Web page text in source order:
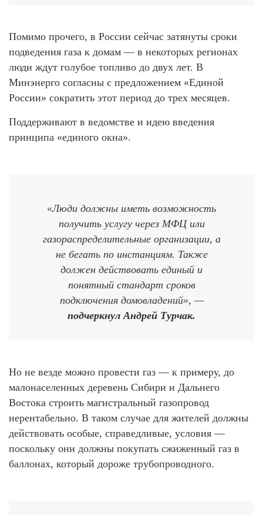
Помимо прочего, в России сейчас затянуты сроки
подведения газа к домам — в некоторых регионах
люди ждут голубое топливо до двух лет. В
Минэнерго согласны с предложением «Единой
России» сократить этот период до трех месяцев.
Поддерживают в ведомстве и идею введения
принципа «единого окна».
«Люди должны иметь возможность
получить услугу через МФЦ или
газораспределительные организации, а
не бегать по инстанциям. Также
должен действовать единый и
понятный стандарт сроков
подключения домовладений», —
подчеркнул Андрей Турчак.
Но не везде можно провести газ — к примеру, до
малонаселенных деревень Сибири и Дальнего
Востока строить магистральный газопровод
нерентабельно. В таком случае для жителей должны
действовать особые, справедливые, условия —
поскольку они должны покупать сжиженный газ в
баллонах, который дороже трубопроводного.